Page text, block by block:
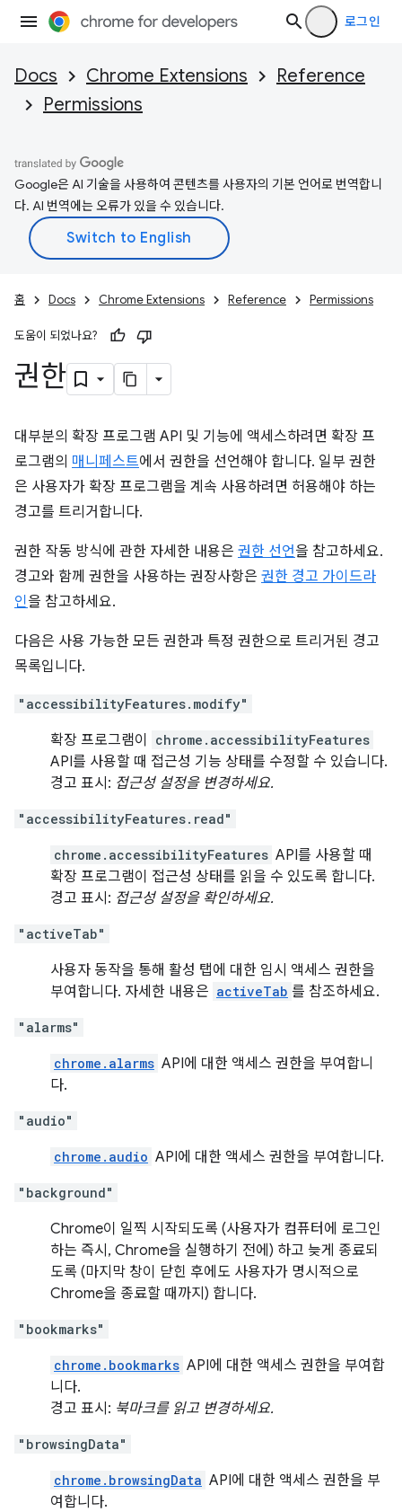
로그인
Docs Chrome Extensions
Reference
Permissions
Google은 AI 기술을 사용하여 콘텐츠를 사용자의 기본 언어로 번역합니
다. AI 번역에는 오류가 있을 수 있습니다.
홈 Docs Chrome Extensions Reference Permissions
도움이 되었나요?
권한
대부분의 확장 프로그램 API 및 기능에 액세스하려면 확장 프
로그램의 매니페스트에서 권한을 선언해야 합니다. 일부 권한
은 사용자가 확장 프로그램을 계속 사용하려면 허용해야 하는
경고를 트리거합니다.
권한 작동 방식에 관한 자세한 내용은 권한 선언을 참고하세요.
경고와 함께 권한을 사용하는 권장사항은 권한 경고 가이드라
인을 참고하세요.
다음은 사용 가능한 모든 권한과 특정 권한으로 트리거된 경고
목록입니다.
"accessibilityFeatures.modify"
확장 프로그램이 chrome.accessibilityFeatures
API를 사용할 때 접근성 기능 상태를 수정할 수 있습니다.
경고 표시: 접근성 설정을 변경하세요.
"accessibilityFeatures.read"
chrome.accessibilityFeatures API를 사용할 때
확장 프로그램이 접근성 상태를 읽을 수 있도록 합니다.
경고 표시: 접근성 설정을 확인하세요.
"activeTab"
사용자 동작을 통해 활성 탭에 대한 임시 액세스 권한을
부여합니다. 자세한 내용은 activeTab 를 참조하세요.
"alarms"
chrome.alarms API에 대한 액세스 권한을 부여합니
다.
"audio"
chrome.audio API에 대한 액세스 권한을 부여합니다.
"background"
Chrome이 일찍 시작되도록 (사용자가 컴퓨터에 로그인
하는 즉시, Chrome을 실행하기 전에) 하고 늦게 종료되
도록 (마지막 창이 닫힌 후에도 사용자가 명시적으로
Chrome을 종료할 때까지) 합니다.
"bookmarks"
chrome.bookmarks API에 대한 액세스 권한을 부여합
니다.
경고 표시: 북마크를 읽고 변경하세요.
"browsingData"
chrome.browsingData API에 대한 액세스 권한을 부
여합니다.